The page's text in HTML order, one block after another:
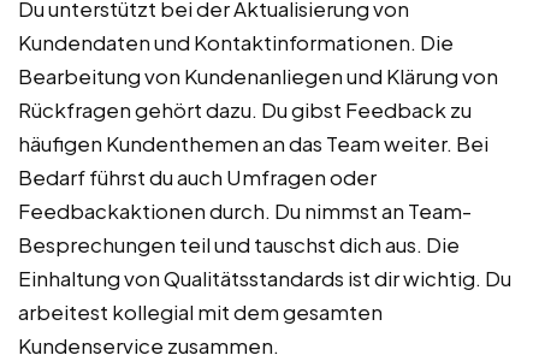
Du unterstützt bei der Aktualisierung von
Kundendaten und Kontaktinformationen. Die
Bearbeitung von Kundenanliegen und Klärung von
Rückfragen gehört dazu. Du gibst Feedback zu
häufigen Kundenthemen an das Team weiter. Bei
Bedarf führst du auch Umfragen oder
Feedbackaktionen durch. Du nimmst an Team-
Besprechungen teil und tauschst dich aus. Die
Einhaltung von Qualitätsstandards ist dir wichtig. Du
arbeitest kollegial mit dem gesamten
Kundenservice zusammen.